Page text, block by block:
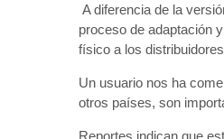
A diferencia de la
proceso de adaptación
físico a los
Un usuario nos ha
otros países, son
Reportes indican que